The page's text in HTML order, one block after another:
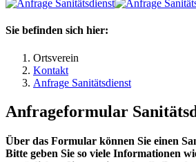
Sie befinden sich hier:
Ortsverein
Kontakt
Anfrage Sanitätsdienst
Anfrageformular
Über das Formular können Sie einen
Bitte geben Sie so viele Informationen